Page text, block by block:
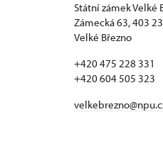
Státní zámek Velké
Zámecká 63, 403 23
Velké Březno
+420 475 228 331
+420 604 505 323